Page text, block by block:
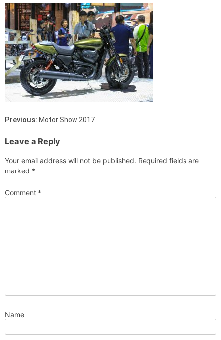
Previous: Motor Show 2017
Leave a Reply
Your email address will not be published. Required fields are
marked *
Comment *
Name